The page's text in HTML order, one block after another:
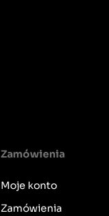
Zamówienia
Moje konto
Zamówienia